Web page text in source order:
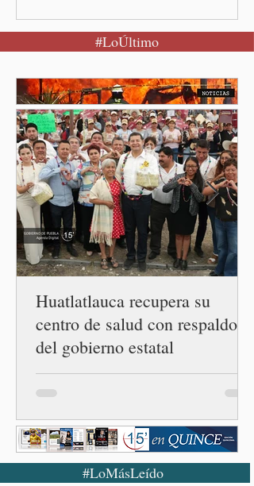
secretario de Salud
federal, David Kershenobich
exista un brote activo de
ciclosporiasis en México,
luego del incremento de
casos registrado en Estados
Unidos. Durante la
conferencia matutina en
Palacio Nacional, el
funcionario informó que en
el país únicamente se han
confirmado 33 casos de esta
enferme
#LoÚltimo
Huatlatlauca recupera su
centro de salud con respaldo
del gobierno estatal
#LoMásLeído